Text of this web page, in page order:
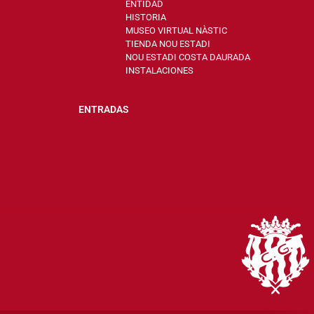
ENTIDAD
HISTORIA
MUSEO VIRTUAL NÀSTIC
TIENDA NOU ESTADI
NOU ESTADI COSTA DAURADA
INSTALACIONES
ENTRADAS